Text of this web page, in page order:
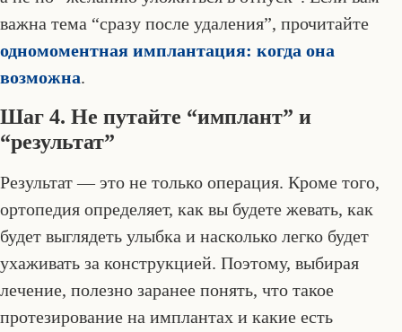
важна тема “сразу после удаления”, прочитайте
одномоментная имплантация: когда она
возможна.
Шаг 4. Не путайте “имплант” и
“результат”
Результат — это не только операция. Кроме того,
ортопедия определяет, как вы будете жевать, как
будет выглядеть улыбка и насколько легко будет
ухаживать за конструкцией. Поэтому, выбирая
лечение, полезно заранее понять, что такое
протезирование на имплантах и какие есть